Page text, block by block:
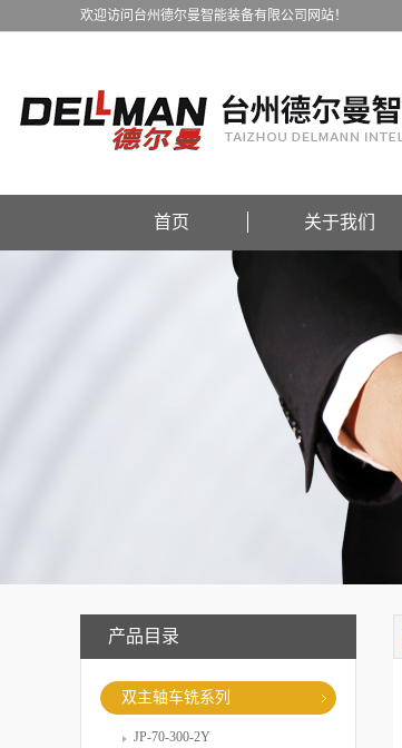
欢迎访问台州德尔曼智能装备有限公司网站！
首页 关于我们
产品目录
双主轴车铣系列
JP-70-300-2Y